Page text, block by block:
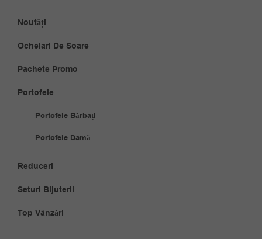
Noutăți
Ochelari De Soare
Pachete Promo
Portofele
Portofele Bărbați
Portofele Damă
Reduceri
Seturi Bijuterii
Top Vânzări